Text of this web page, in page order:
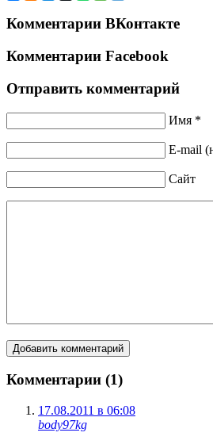
Комментарии ВКонтакте
Комментарии Facebook
Отправить комментарий
Имя *
E-mail
Сайт
Комментарии (1)
17.08.2011 в 06:08
body97kg